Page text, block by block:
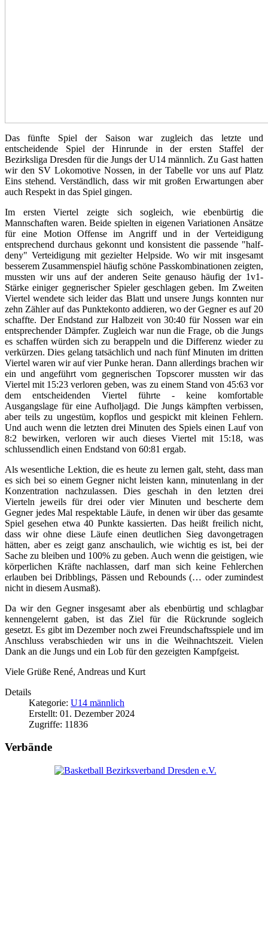
Das fünfte Spiel der Saison war zugleich das letzte und
entscheidende Spiel der Hinrunde in der ersten Staffel der
Bezirksliga Dresden für die Jungs der U14 männlich. Zu Gast hatten
wir den SV Lokomotive Nossen, in der Tabelle vor uns auf Platz
Eins stehend. Verständlich, dass wir mit großen Erwartungen aber
auch Respekt in das Spiel gingen.
Im ersten Viertel zeigte sich sogleich, wie ebenbürtig die
Mannschaften waren. Beide spielten in eigenen Variationen Ansätze
für eine Motion Offense im Angriff und in der Verteidigung
entsprechend durchaus gekonnt und konsistent die passende "half-
deny" Verteidigung mit gezielter Helpside. Wo wir mit insgesamt
besserem Zusammenspiel häufig schöne Passkombinationen zeigten,
mussten wir uns auf der anderen Seite genauso häufig der 1v1-
Stärke einiger gegnerischer Spieler geschlagen geben. Im Zweiten
Viertel wendete sich leider das Blatt und unsere Jungs konnten nur
zehn Zähler auf das Punktekonto addieren, wo der Gegner es auf 20
schaffte. Der Endstand zur Halbzeit von 30:40 für Nossen war ein
entsprechender Dämpfer. Zugleich war nun die Frage, ob die Jungs
es schaffen würden sich zu berappeln und die Differenz wieder zu
verkürzen. Dies gelang tatsächlich und nach fünf Minuten im dritten
Viertel waren wir auf vier Punke heran. Dann allerdings brachen wir
ein und angeführt vom gegnerischen Topscorer mussten wir das
Viertel mit 15:23 verloren geben, was zu einem Stand von 45:63 vor
dem entscheidenden Viertel führte - keine komfortable
Ausgangslage für eine Aufholjagd. Die Jungs kämpften verbissen,
aber teils zu ungestüm, kopflos und gespickt mit kleinen Fehlern.
Und auch wenn die letzten drei Minuten des Spiels einen Lauf von
8:2 bewirken, verloren wir auch dieses Viertel mit 15:18, was
schlussendlich einen Endstand von 60:81 ergab.
Als wesentliche Lektion, die es heute zu lernen galt, steht, dass man
es sich bei so einem Gegner nicht leisten kann, minutenlang in der
Konzentration nachzulassen. Dies geschah in den letzten drei
Vierteln jeweils für drei oder vier Minuten und bescherte dem
Gegner jedes Mal respektable Läufe, in denen wir über das gesamte
Spiel gesehen etwa 40 Punkte kassierten. Das heißt freilich nicht,
dass wir ohne diese Läufe einen deutlichen Sieg davongetragen
hätten, aber es zeigt ganz anschaulich, wie wichtig es ist, bei der
Sache zu bleiben und 100% zu geben. Auch wenn die geistigen, wie
körperlichen Kräfte nachlassen, darf man sich keine Fehlerchen
erlauben bei Dribblings, Pässen und Rebounds (… oder zumindest
nicht in diesem Ausmaß).
Da wir den Gegner insgesamt aber als ebenbürtig und schlagbar
kennengelernt gaben, ist das Ziel für die Rückrunde sogleich
gesetzt. Es gibt im Dezember noch zwei Freundschaftsspiele und im
Anschluss verabschieden wir uns in die Weihnachtszeit. Vielen
Dank an die Jungs und ein Lob für den gezeigten Kampfgeist.
Viele Grüße René, Andreas und Kurt
Details
Kategorie: U14 männlich
Erstellt: 01. Dezember 2024
Zugriffe: 11836
Verbände